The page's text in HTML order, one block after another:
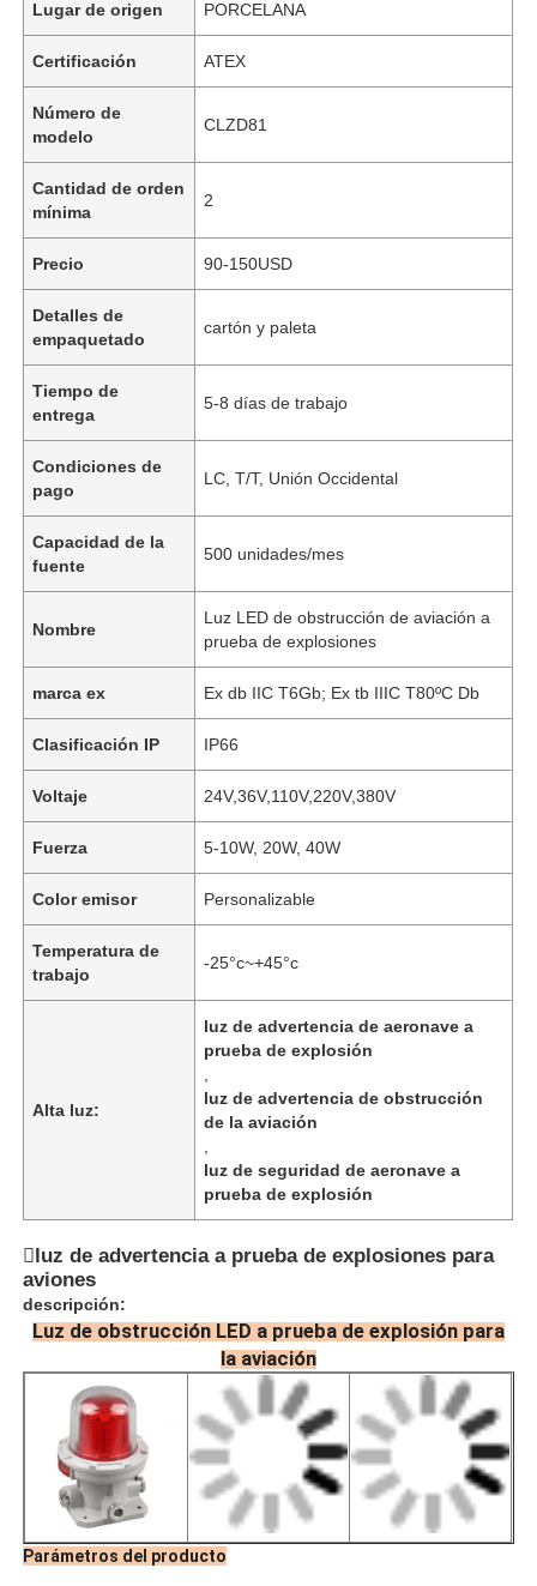
Lugar de origen PORCELANA
Certificación ATEX
Número de
modelo
CLZD81
Cantidad de orden
mínima
2
Precio 90-150USD
Detalles de
empaquetado
cartón y paleta
Tiempo de
entrega
5-8 días de trabajo
Condiciones de
pago
LC, T/T, Unión Occidental
Capacidad de la
fuente
500 unidades/mes
Nombre
Luz LED de obstrucción de aviación a
prueba de explosiones
marca ex Ex db IIC T6Gb; Ex tb IIIC T80ºC Db
Clasificación IP IP66
Voltaje 24V,36V,110V,220V,380V
Fuerza 5-10W, 20W, 40W
Color emisor Personalizable
Temperatura de
trabajo
-25°c~+45°c
Alta luz:
luz de advertencia de aeronave a
prueba de explosión
luz de advertencia de obstrucción
de la aviación
luz de seguridad de aeronave a
prueba de explosión
luz de advertencia a prueba de explosiones para
aviones
descripción:
Luz de obstrucción LED a prueba de explosión para
la aviación
Parámetros del producto